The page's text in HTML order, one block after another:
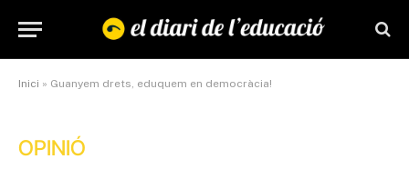
Inici » Guanyem drets, eduquem en democràcia!
OPINIÓ